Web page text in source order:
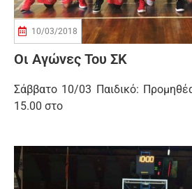
10/03/2018
Οι Αγώνες Του ΣΚ
Σάββατο 10/03 Παιδικό:
15.00 στο